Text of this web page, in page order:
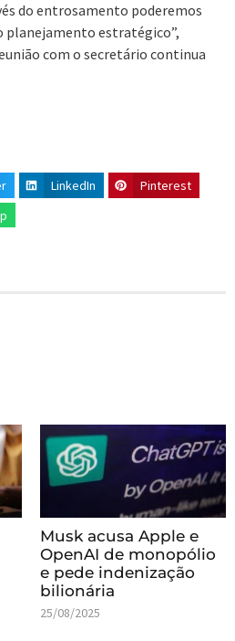
do entrosamento poderemos
planejamento estratégico”,
com o secretário continua
LinkedIn
Pinterest
Musk acusa Apple e
OpenAI de monopólio
e pede indenização
bilionária
25/08/2025